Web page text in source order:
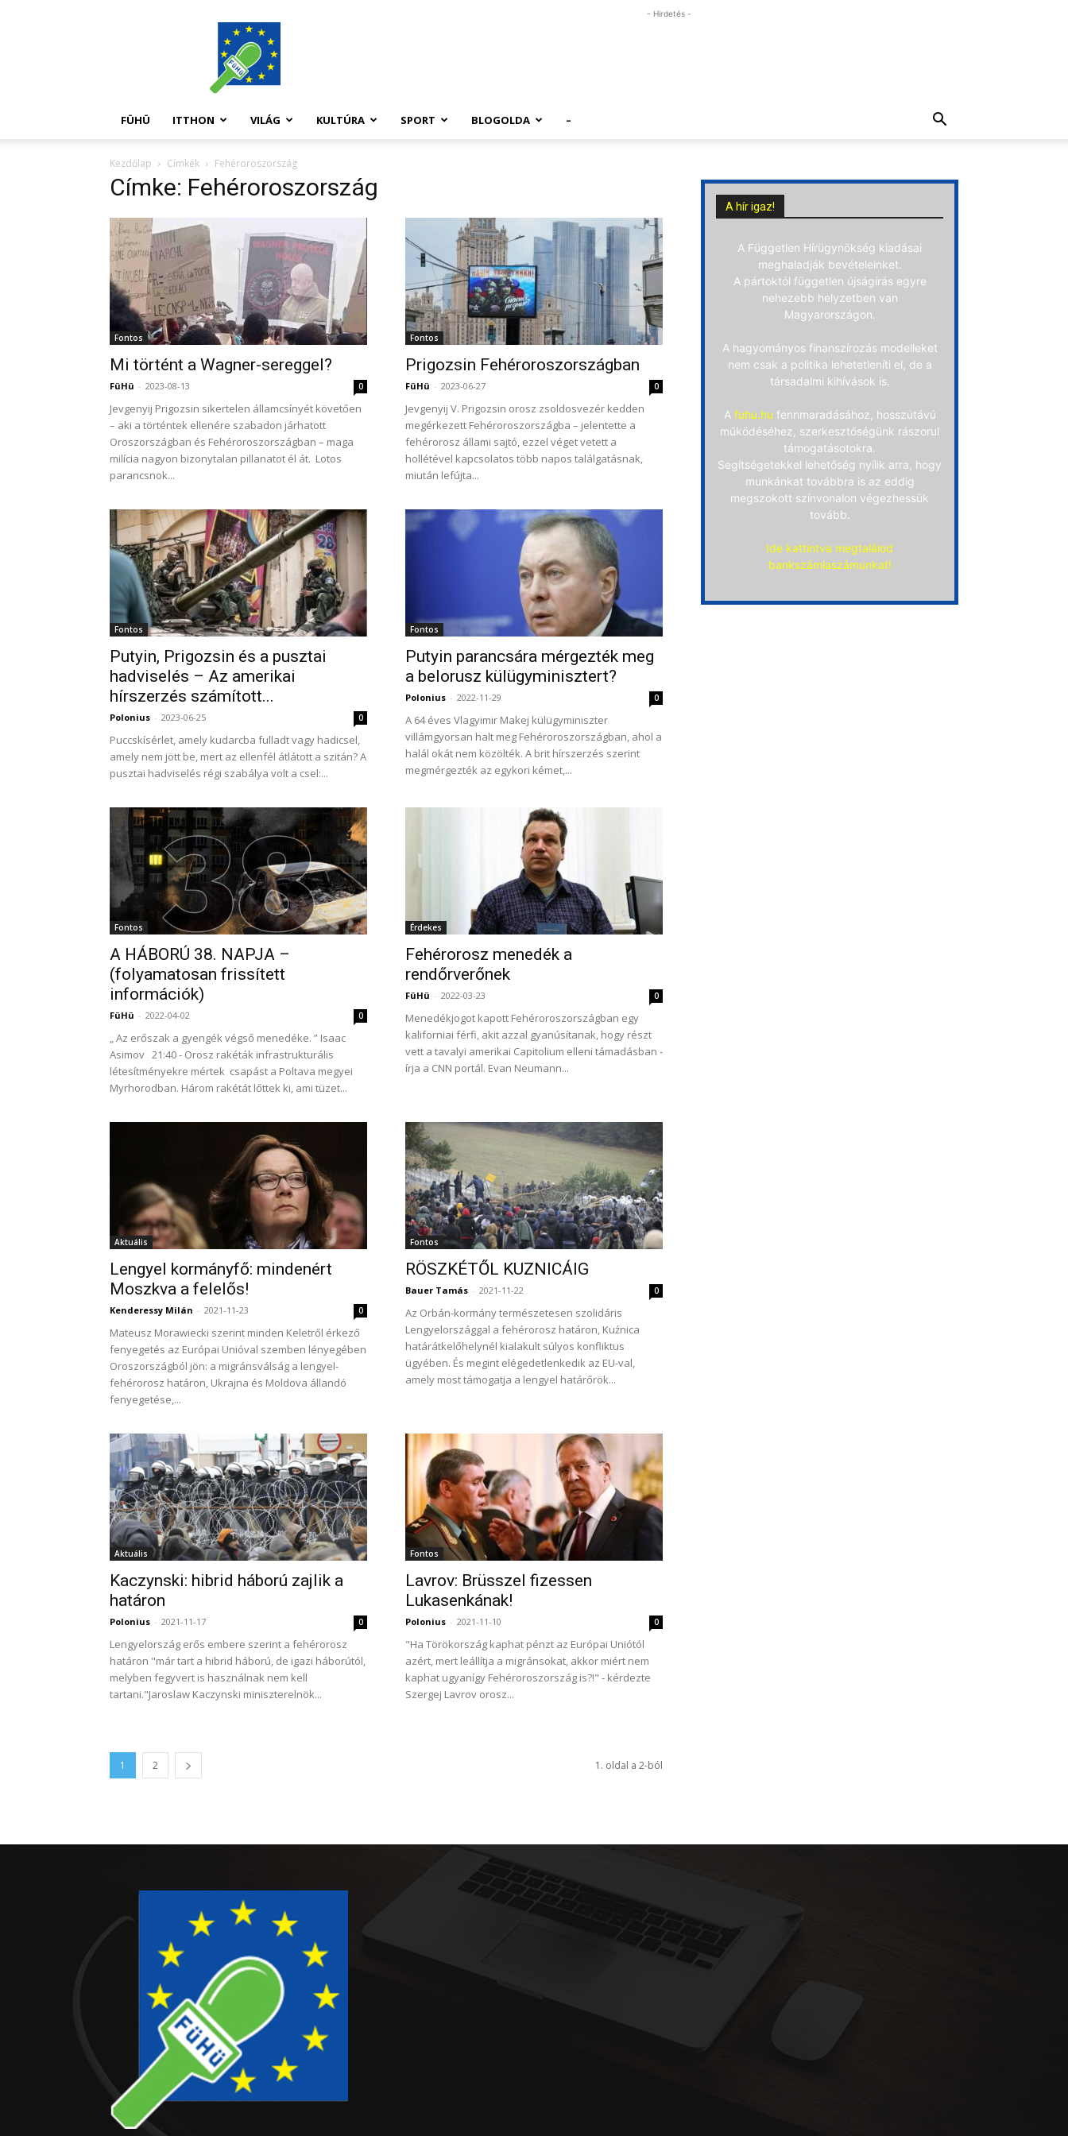
FüHü
- Hirdetés -
FÜHÜ ITTHON VILÁG KULTÚRA SPORT BLOGOLDA –
Kezdőlap Címkék Fehéroroszország
Címke: Fehéroroszország
Fontos
Mi történt a Wagner-sereggel?
FüHü - 2023-08-13 0
Jevgenyij Prigozsin sikertelen államcsínyét követően
– aki a történtek ellenére szabadon járhatott
Oroszországban és Fehéroroszországban – maga
milícia nagyon bizonytalan pillanatot él át. Lotos
parancsnok...
Fontos
Prigozsin Fehéroroszországban
FüHü - 2023-06-27 0
Jevgenyij V. Prigozsin orosz zsoldosvezér kedden
megérkezett Fehéroroszországba – jelentette a
fehérorosz állami sajtó, ezzel véget vetett a
hollétével kapcsolatos több napos találgatásnak,
miután lefújta...
Fontos
Putyin, Prigozsin és a pusztai
hadviselés – Az amerikai
hírszerzés számított...
Polonius - 2023-06-25 0
Puccskísérlet, amely kudarcba fulladt vagy hadicsel,
amely nem jött be, mert az ellenfél átlátott a szitán? A
pusztai hadviselés régi szabálya volt a csel:...
Fontos
Putyin parancsára mérgezték meg
a belorusz külügyminisztert?
Polonius - 2022-11-29 0
A 64 éves Vlagyimir Makej külügyminiszter
villámgyorsan halt meg Fehéroroszországban, ahol a
halál okát nem közölték. A brit hírszerzés szerint
megmérgezték az egykori kémet,...
Fontos
A HÁBORÚ 38. NAPJA –
(folyamatosan frissített
információk)
FüHü - 2022-04-02 0
„ Az erőszak a gyengék végső menedéke. ” Isaac
Asimov 21:40 - Orosz rakéták infrastrukturális
létesítményekre mértek csapást a Poltava megyei
Myrhorodban. Három rakétát lőttek ki, ami tüzet...
Érdekes
Fehérorosz menedék a
rendőrverőnek
FüHü - 2022-03-23 0
Menedékjogot kapott Fehéroroszországban egy
kaliforniai férfi, akit azzal gyanúsítanak, hogy részt
vett a tavalyi amerikai Capitolium elleni támadásban -
írja a CNN portál. Evan Neumann...
Aktuális
Lengyel kormányfő: mindenért
Moszkva a felelős!
Kenderessy Milán - 2021-11-23 0
Mateusz Morawiecki szerint minden Keletről érkező
fenyegetés az Európai Unióval szemben lényegében
Oroszországból jön: a migránsválság a lengyel-
fehérorosz határon, Ukrajna és Moldova állandó
fenyegetése,...
Fontos
RÖSZKÉTŐL KUZNICÁIG
Bauer Tamás - 2021-11-22 0
Az Orbán-kormány természetesen szolidáris
Lengyelországgal a fehérorosz határon, Kuźnica
határátkelőhelynél kialakult súlyos konfliktus
ügyében. És megint elégedetlenkedik az EU-val,
amely most támogatja a lengyel határőrök...
Aktuális
Kaczynski: hibrid háború zajlik a
határon
Polonius - 2021-11-17 0
Lengyelország erős embere szerint a fehérorosz
határon "már tart a hibrid háború, de igazi háborútól,
melyben fegyvert is használnak nem kell
tartani."Jaroslaw Kaczynski miniszterelnök...
Fontos
Lavrov: Brüsszel fizessen
Lukasenkának!
Polonius - 2021-11-10 0
"Ha Törökország kaphat pénzt az Európai Uniótól
azért, mert leállítja a migránsokat, akkor miért nem
kaphat ugyanígy Fehéroroszország is?!" - kérdezte
Szergej Lavrov orosz...
1 2 1. oldal a 2-ból
A hír igaz!
A Független Hírügynökség kiadásai
meghaladják bevételeinket.
A pártoktól független újságírás egyre
nehezebb helyzetben van
Magyarországon.
A hagyományos finanszírozás modelleket
nem csak a politika lehetetleníti el, de a
társadalmi kihívások is.
A fuhu.hu fennmaradásához, hosszútávú
működéséhez, szerkesztőségünk rászorul
támogatásotokra.
Segítségetekkel lehetőség nyílik arra, hogy
munkánkat továbbra is az eddig
megszokott színvonalon végezhessük
tovább.
Ide kattintva megtalálod
bankszámlaszámunkat!